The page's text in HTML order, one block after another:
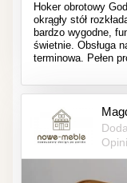
Hoker obrotowy
okrągły stół
bardzo wygodne,
świetnie. Obsługa
terminowa. Pełen